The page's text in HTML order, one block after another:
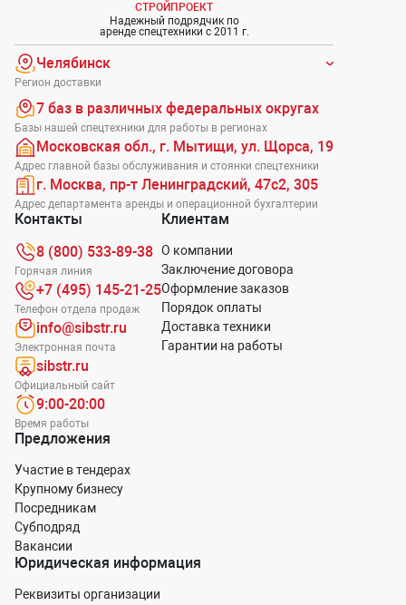
СТРОЙПРОЕКТ
Надежный подрядчик по
аренде спецтехники с 2011 г.
Челябинск
Регион доставки
7 баз в различных федеральных округах
Базы нашей спецтехники для работы в регионах
Московская обл., г. Мытищи, ул. Щорса, 19
Адрес главной базы обслуживания и стоянки спецтехники
г. Москва, пр-т Ленинградский, 47с2, 305
Адрес департамента аренды и операционной бухгалтерии
Контакты
8 (800) 533-89-38
Горячая линия
+7 (495) 145-21-25
Телефон отдела продаж
info@sibstr.ru
Электронная почта
sibstr.ru
Официальный сайт
9:00-20:00
Время работы
Клиентам
О компании
Заключение договора
Оформление заказов
Порядок оплаты
Доставка техники
Гарантии на работы
Предложения
Участие в тендерах
Крупному бизнесу
Посредникам
Субподряд
Вакансии
Юридическая информация
Реквизиты организации